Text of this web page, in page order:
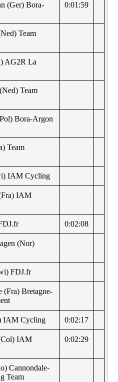
(Ger) Bora-
0:01:59
Team
AG2R La
Team
Bora-Argon
Team
IAM Cycling
IAM
0:02:08
(Nor)
FDJ.fr
(Fra) Bretagne-
IAM Cycling 0:02:17
IAM
0:02:29
Cannondale-
Team